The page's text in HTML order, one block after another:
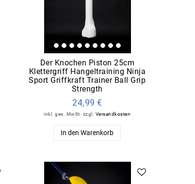
Der Knochen Piston 25cm
Klettergriff Hangeltraining Ninja
Sport Griffkraft Trainer Ball Grip
Strength
24,99 €
inkl. ges. MwSt. zzgl. Versandkosten
In den Warenkorb